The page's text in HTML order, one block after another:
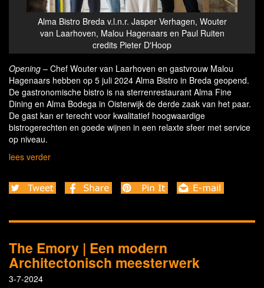
Alma Bistro brioche langoustine credits Pieter D'Hoop
Opening – Chef Wouter van Laarhoven en gastvrouw Malou
Hagenaars hebben op 5 juli 2024 Alma Bistro in Breda geopend.
De gastronomische bistro is na sterrenrestaurant Alma Fine
Dining en Alma Bodega in Oisterwijk de derde zaak van het paar.
De gast kan er terecht voor kwalitatief hoogwaardige
bistrogerechten en goede wijnen in een relaxte sfeer met service
op niveau.
lees verder
The Emory | Een modern
Architectonisch meesterwerk
3-7-2024